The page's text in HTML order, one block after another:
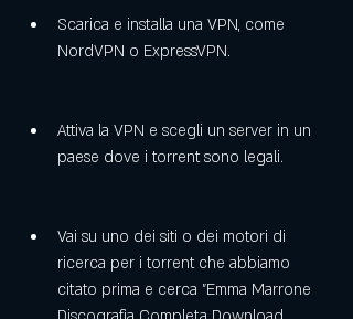
Scarica e installa una VPN, come
NordVPN o ExpressVPN.
Attiva la VPN e scegli un server in un
paese dove i torrent sono legali.
Vai su uno dei siti o dei motori di
ricerca per i torrent che abbiamo
citato prima e cerca "Emma Marrone